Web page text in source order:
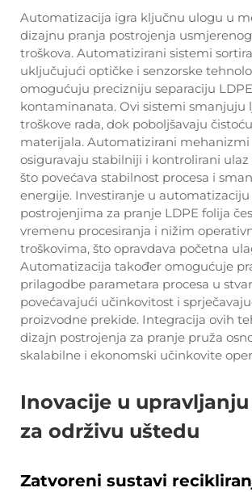
Automatizacija igra ključnu ulogu u
dizajnu pranja postrojenja
troškova. Automatizirani sistemi
uključujući optičke i senzorske
omogućuju precizniju separaciju
kontaminanata. Ovi sistemi smanjuju
troškove rada, dok poboljšavaju
materijala. Automatizirani mehanizmi
osiguravaju stabilniji i kontrolirani ulaz
što povećava stabilnost procesa i
energije. Investiranje u automatizaciju
postrojenjima za pranje LDPE folija
vremenu procesiranja i nižim
troškovima, što opravdava početna
Automatizacija također omogućuje
prilagodbe parametara procesa u
povećavajući učinkovitost i
proizvodne prekide. Integracija ovih
dizajn postrojenja za pranje pruža
skalabilne i ekonomski učinkovite
Inovacije u
za održivu uštedu
Zatvoreni sustavi